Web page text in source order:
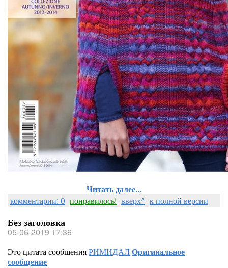
Читать далее...
комментарии: 0 понравилось! вверх^ к полной версии
Без заголовка
05-06-2019 17:36
Это цитата сообщенияРИМИДАЛОригинальное
сообщение